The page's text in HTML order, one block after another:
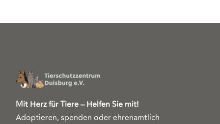
Mit Herz für Tiere – Helfen Sie mit!
Adoptieren, spenden oder ehrenamtlich